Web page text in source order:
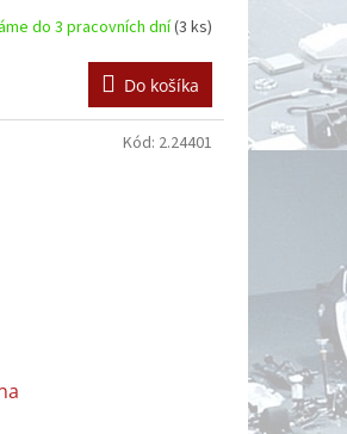
do 3 pracovních dní(3 ks)
Do košíka
Kód: 2.24401